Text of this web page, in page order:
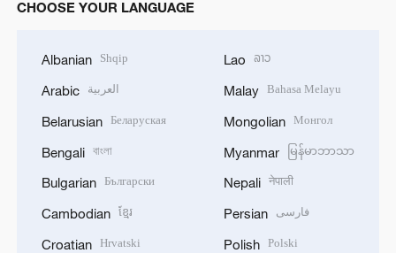
CHOOSE YOUR LANGUAGE
Albanian Shqip
Arabic العربية
Belarusian Беларуская
Bengali বাংলা
Bulgarian Български
Cambodian ខ្មែរ
Croatian Hrvatski
Lao ລາວ
Malay Bahasa Melayu
Mongolian Монгол
Myanmar မြန်မာဘာသာ
Nepali नेपाली
Persian فارسی
Polish Polski